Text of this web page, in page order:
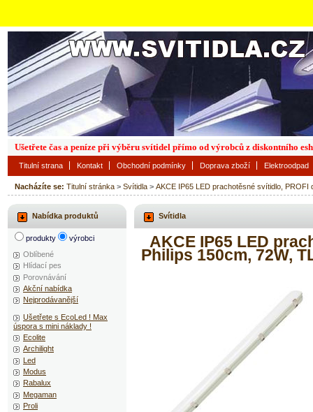
Nacházíte se: Titulní stránka > Svítidla > AKCE IP65 LED prachotěsné svítidlo, PROFI
Svítidla
AKCE IP65 LED
Philips 150cm, 72W,
Nabídka produktů
produkty
výrobci
Oblíbené
Hlídací pes
Porovnávání
Akční nabídka
Nejprodávanější
Ušetřete s EcoLed ! Max
úspora s mini náklady !
Ecolite
Archilight
Led
Modus
Rabalux
Megaman
Proli
Titulní strana Kontakt Obchodní podmínky Doprava zboží Elektroodpad
Ušetřete čas a peníze při výběru svítidel přímo od výrobců z diskontního